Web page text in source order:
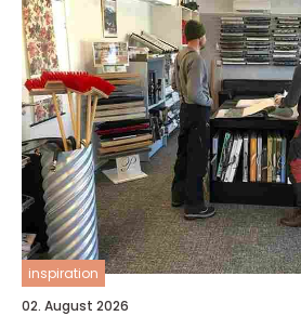
inspiration
02. August 2026